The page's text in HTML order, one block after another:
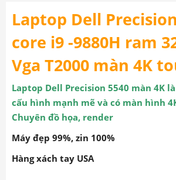
Laptop Dell
core i9 -9880H ram
Vga T2000 màn 4K
Laptop Dell Precision 5540 màn 4K
cấu hình mạnh mẽ và có màn hình
Chuyên đồ họa, render
Máy đẹp 99%, zin 100%
Hàng xách tay USA